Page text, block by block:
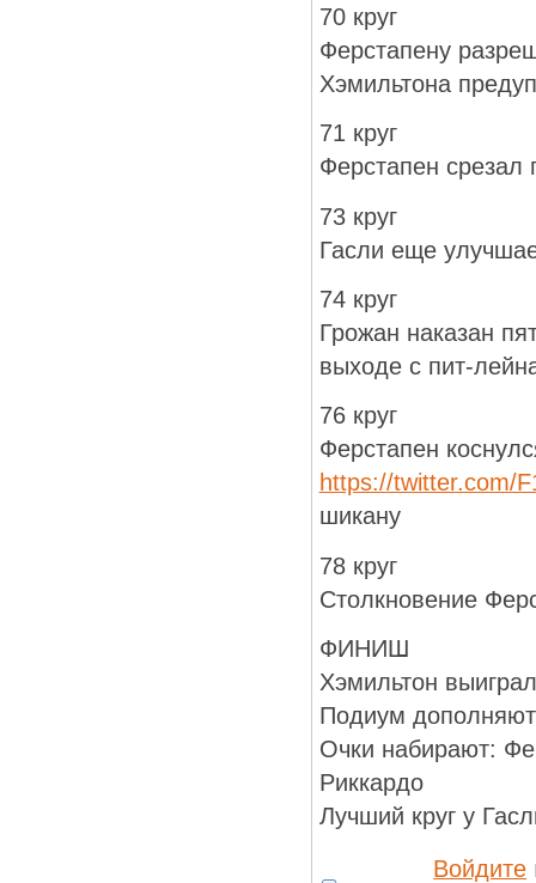
70 круг
Ферстапену
Хэмильтона
71 круг
Ферстапен срезал
73 круг
Гасли еще
74 круг
Грожан наказан
выходе с пит-
76 круг
Ферстапен
https://twitter.com/
шикану
78 круг
Столкновение
ФИНИШ
Хэмильтон
Подиум
Очки набирают:
Риккардо
Лучший круг у
Войдите